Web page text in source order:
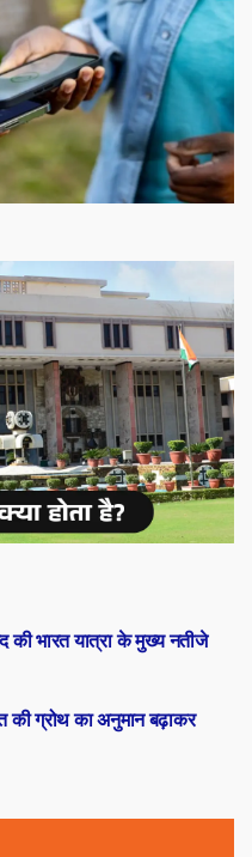
की ग्रोथ का अनुमान बढ़ाकर
की भारत यात्रा के मुख्य नतीजे